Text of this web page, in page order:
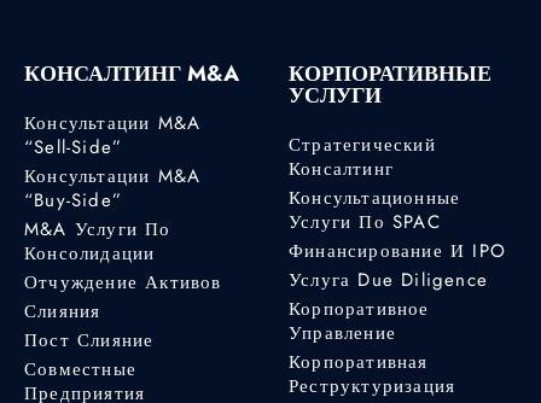
КОНСАЛТИНГ M&A
Консультации M&A
“Sell-Side”
Консультации M&A
“Buy-Side”
M&A Услуги По
Консолидации
Отчуждение Активов
Слияния
Пост Слияние
Совместные
Предприятия
КОРПОРАТИВНЫЕ
УСЛУГИ
Стратегический
Консалтинг
Консультационные
Услуги По SPAC
Финансирование И IPO
Услуга Due Diligence
Корпоративное
Управление
Корпоративная
Реструктуризация